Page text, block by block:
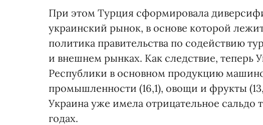
При этом Турция сформировала
украинский рынок, в основе которой
политика правительства по содействию
и внешнем рынках. Как следствие, теперь
Республики в основном продукцию
промышленности (16,1), овощи и фрукты
Украина уже имела отрицательное сальдо
годах.